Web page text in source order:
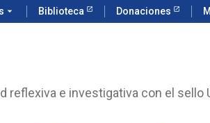
arrow_drop_down Biblioteca Donaciones
e investigativa con el sello